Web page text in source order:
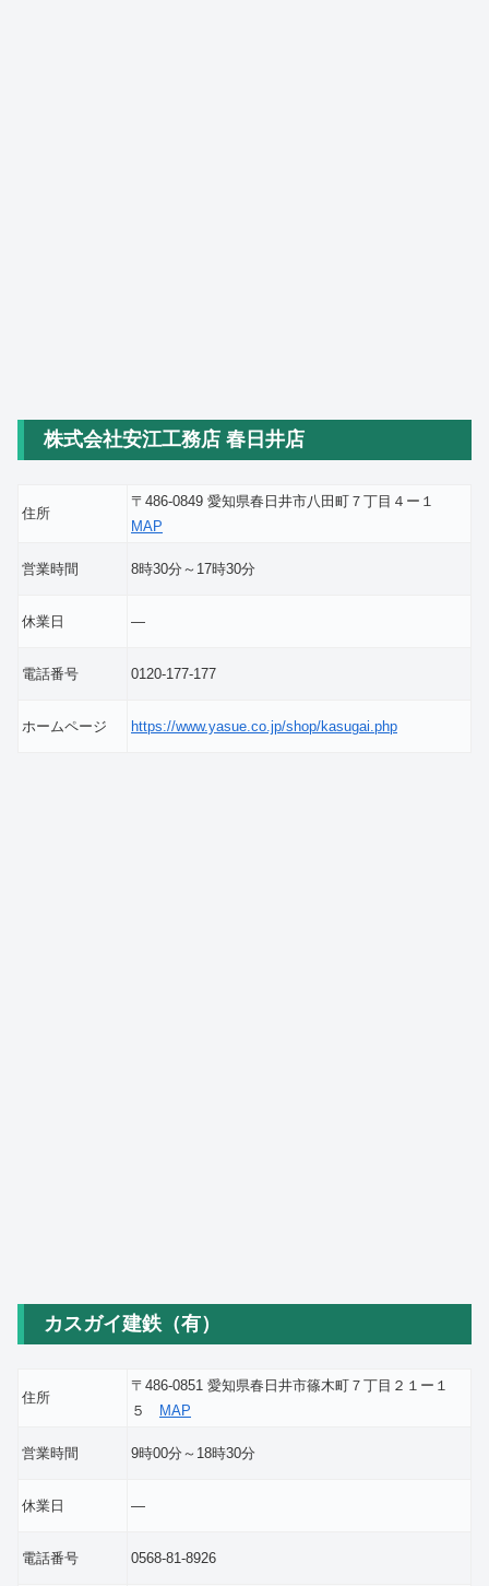
株式会社安江工務店 春日井店
住所
〒486-0849 愛知県春日井市八田町７丁目４ー１
MAP
営業時間 8時30分～17時30分
休業日 ―
電話番号 0120-177-177
ホームページ https://www.yasue.co.jp/shop/kasugai.php
カスガイ建鉄（有）
住所
〒486-0851 愛知県春日井市篠木町７丁目２１ー１
５
MAP
営業時間 9時00分～18時30分
休業日 ―
電話番号 0568-81-8926